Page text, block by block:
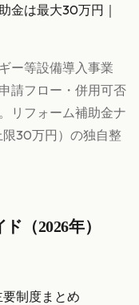
金は最大30万円｜
ー等設備導入事業
請フロー・併用可否
リフォーム補助金ナ
30万円）の独自整
（2026年）
制度まとめ